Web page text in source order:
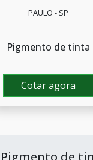
PAULO - SP
Pigmento de tinta
Cotar agora